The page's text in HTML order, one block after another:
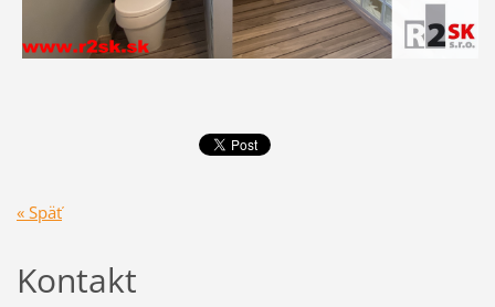
« Späť
Kontakt